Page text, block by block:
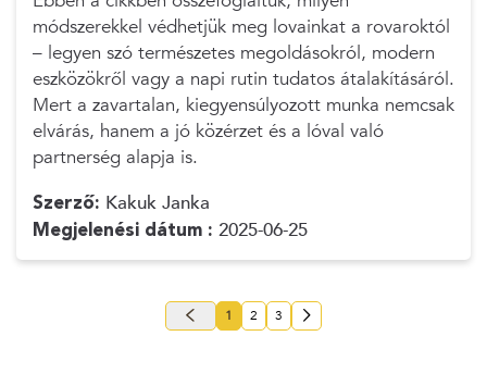
módszerekkel védhetjük meg lovainkat a rovaroktól
– legyen szó természetes megoldásokról, modern
eszközökről vagy a napi rutin tudatos átalakításáról.
Mert a zavartalan, kiegyensúlyozott munka nemcsak
elvárás, hanem a jó közérzet és a lóval való
partnerség alapja is.
Szerző: Kakuk Janka
Megjelenési dátum : 2025-06-25
1 2 3